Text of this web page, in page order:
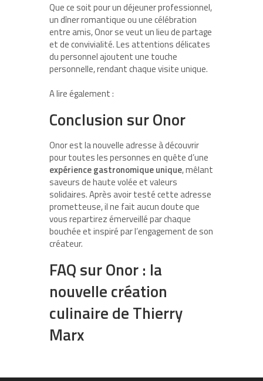
Que ce soit pour un déjeuner professionnel,
un dîner romantique ou une célébration
entre amis, Onor se veut un lieu de partage
et de convivialité. Les attentions délicates
du personnel ajoutent une touche
personnelle, rendant chaque visite unique.
A lire également :
Conclusion sur Onor
Onor est la nouvelle adresse à découvrir
pour toutes les personnes en quête d’une
expérience gastronomique unique, mêlant
saveurs de haute volée et valeurs
solidaires. Après avoir testé cette adresse
prometteuse, il ne fait aucun doute que
vous repartirez émerveillé par chaque
bouchée et inspiré par l’engagement de son
créateur.
FAQ sur Onor : la
nouvelle création
culinaire de Thierry
Marx